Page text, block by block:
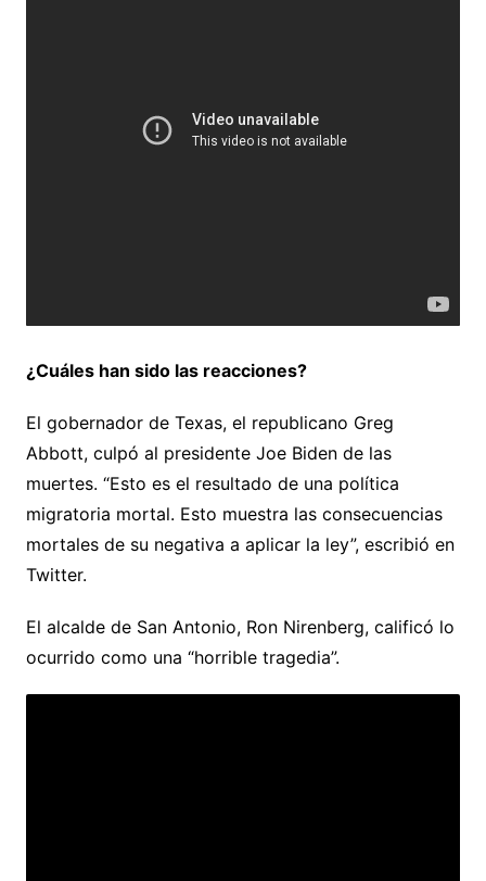
¿Cuáles han sido las reacciones?
El gobernador de Texas, el republicano Greg
Abbott, culpó al presidente Joe Biden de las
muertes. “Esto es el resultado de una política
migratoria mortal. Esto muestra las consecuencias
mortales de su negativa a aplicar la ley”, escribió en
Twitter.
El alcalde de San Antonio, Ron Nirenberg, calificó lo
ocurrido como una “horrible tragedia”.